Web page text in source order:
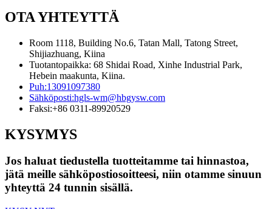
OTA YHTEYTTÄ
Room 1118, Building No.6, Tatan Mall, Tatong Street,
Shijiazhuang, Kiina
Tuotantopaikka: 68 Shidai Road, Xinhe Industrial Park,
Hebein maakunta, Kiina.
Puh:13091097380
Sähköposti:hgls-wm@hbgysw.com
Faksi:+86 0311-89920529
KYSYMYS
Jos haluat tiedustella tuotteitamme tai hinnastoa,
jätä meille sähköpostiosoitteesi, niin otamme sinuun
yhteyttä 24 tunnin sisällä.